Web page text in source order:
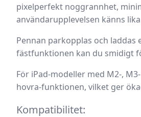
pixelperfekt noggrannhet,
användarupplevelsen känns
Pennan parkopplas och laddas
fästfunktionen kan du smidigt
För iPad-modeller med M2-,
hovra-funktionen, vilket ger
Kompatibilitet: